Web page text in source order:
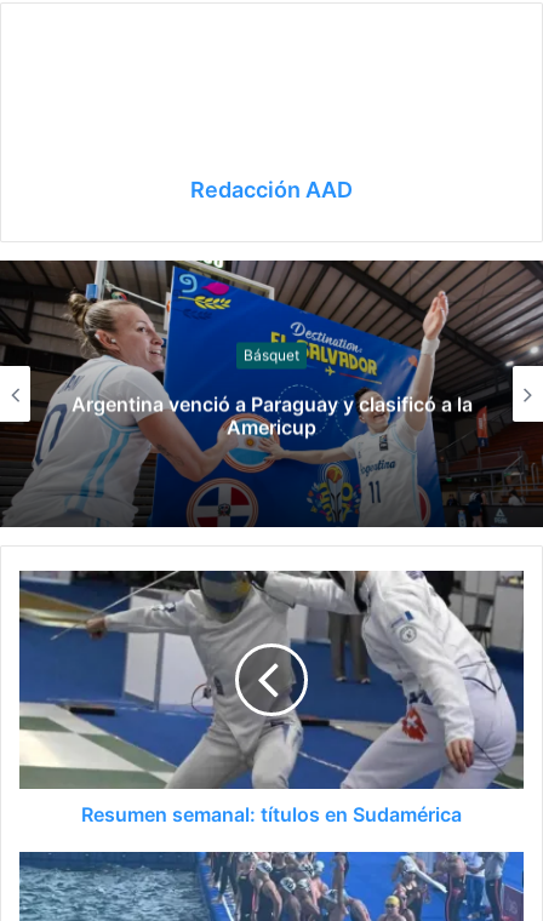
Redacción AAD
Generales
Diógenes de Urquiza renunció a la
subsecretaría de deportes y escala la
interna del gobierno
Resumen semanal: títulos en Sudamérica